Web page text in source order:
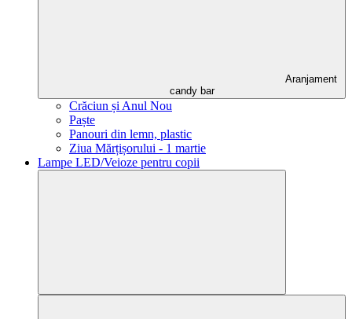
Aranjament
candy bar
Crăciun și Anul Nou
Paște
Panouri din lemn, plastic
Ziua Mărțișorului - 1 martie
Lampe LED/Veioze pentru copii